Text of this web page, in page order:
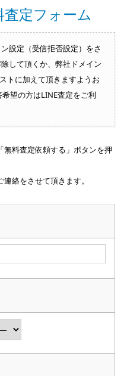
定フォーム
設定（受信拒否設定）をさ
して頂くか、弊社ドメイン
トに加えて頂きますようお
望の方はLINE査定をご利
料査定依頼する」ボタンを押
絡をさせて頂きます。